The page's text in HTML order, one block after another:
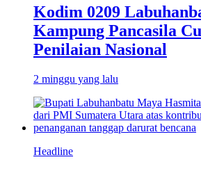
Kodim 0209
Kampung Pancasila
Penilaian Nasional
2 minggu yang lalu
Headline